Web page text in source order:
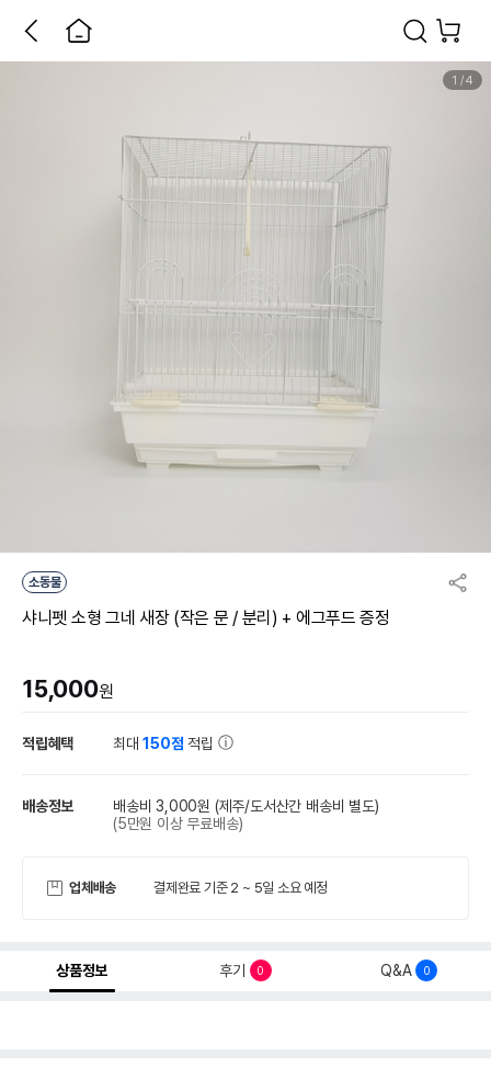
1 /4
소동물
샤니펫 소형 그네 새장 (작은 문 / 분리) + 에그푸드 증정
15,000원
적립혜택 최대150점 적립
배송정보 배송비 3,000원 (제주/도서산간 배송비 별도)
(5만원 이상 무료배송)
업체배송 결제완료 기준 2 ~ 5일 소요 예정
상품정보 후기 0 Q&A 0